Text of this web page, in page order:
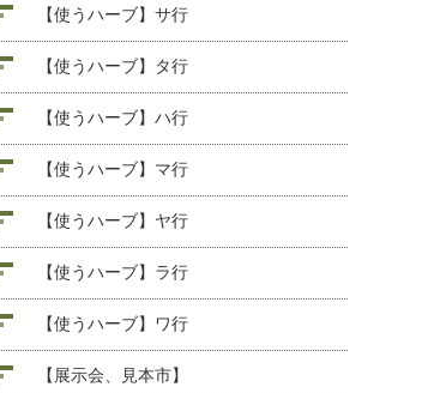
【使うハーブ】サ行
【使うハーブ】タ行
【使うハーブ】ハ行
【使うハーブ】マ行
【使うハーブ】ヤ行
【使うハーブ】ラ行
【使うハーブ】ワ行
【展示会、見本市】